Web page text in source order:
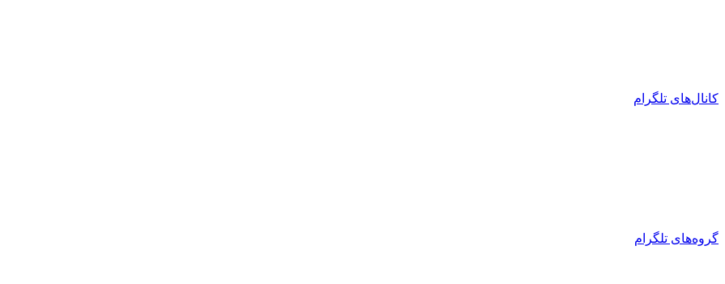
کانال‌های تلگرام
گروه‌های تلگرام